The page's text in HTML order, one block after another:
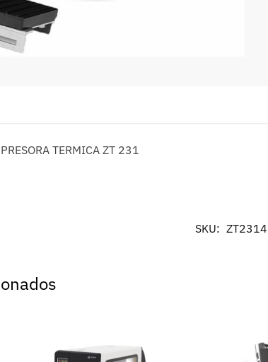
TERMICA ZT 231
SKU: